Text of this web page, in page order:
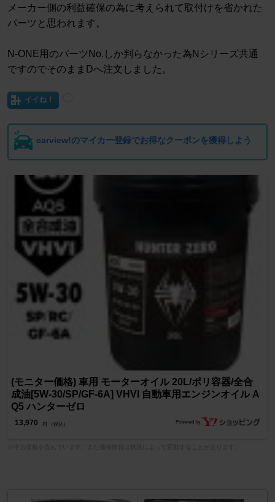
メーカー側の利益確保の為に考えられて取付けを省かれた
パーツと思われます。
N-ONE用のパーツNo.しか判らなかった為Nシリーズ共通
ですのでそのままDへ注文しました。
イイね！
carview!のマイカー登録でお得なクーポンを獲得しよう
(モニター価格) 車用 モーターオイル 20L/ポリ容器/全合
成油[5W-30/SP/GF-6A] VHVI 自動車用エンジンオイル A
Q5 ハンターゼロ
13,970 円 （税込）